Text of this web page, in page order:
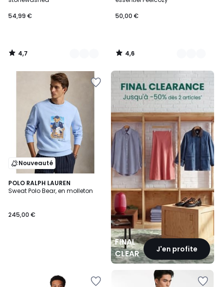
54,99 €
4,7
/
50,00 €
4,6
/
Nouveauté
POLO RALPH LAUREN
Sweat Polo Bear, en molleton
245,00 €
FINAL
CLEARANCEJ'en profite
FINAL
CLEARANCE